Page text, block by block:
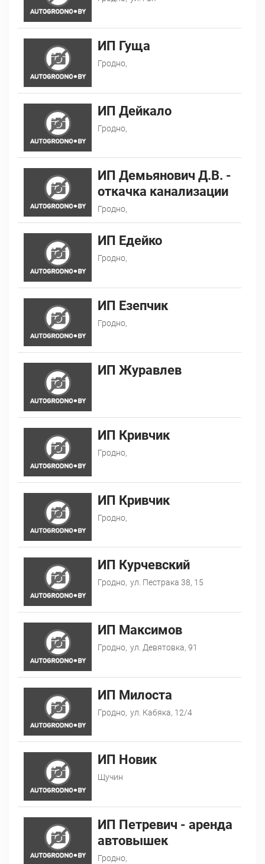
ИП Гуща
Гродно,
ИП Дейкало
Гродно,
ИП Демьянович Д.В. -
откачка канализации
Гродно,
ИП Едейко
Гродно,
ИП Езепчик
Гродно,
ИП Журавлев
ИП Кривчик
Гродно,
ИП Кривчик
Гродно,
ИП Курчевский
Гродно, ул. Пестрака 38, 15
ИП Максимов
Гродно, ул. Девятовка, 91
ИП Милоста
Гродно, ул. Кабяка, 12/4
ИП Новик
Щучин
ИП Петревич - аренда
автовышек
Гродно,